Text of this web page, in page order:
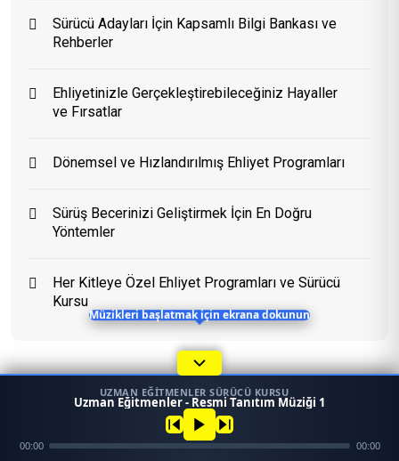
Sürücü Adayları İçin Kapsamlı Bilgi Bankası ve
Rehberler
Ehliyetinizle Gerçekleştirebileceğiniz Hayaller
ve Fırsatlar
Dönemsel ve Hızlandırılmış Ehliyet Programları
Sürüş Becerinizi Geliştirmek İçin En Doğru
Yöntemler
Her Kitleye Özel Ehliyet Programları ve Sürücü
Kursu
Eğitim Danışmanı
Ara
1
Konum Mezun
Müzikleri başlatmak için ekrana dokunun
UZMAN EĞITMENLER SÜRÜCÜ KURSU
Uzman Eğitmenler - Resmi Tanıtım Müziği 1
00:00 00:00